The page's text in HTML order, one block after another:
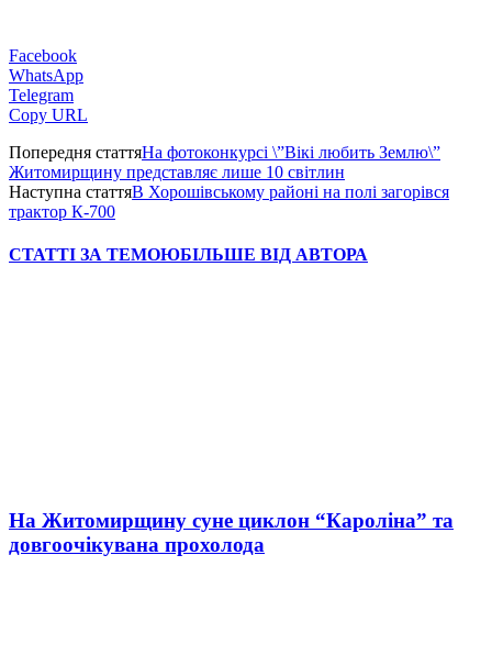
Facebook
WhatsApp
Telegram
Copy URL
Попередня статтяНа фотоконкурсі \”Вікі любить Землю\”
Житомирщину представляє лише 10 світлин
Наступна статтяВ Хорошівському районі на полі загорівся
трактор К-700
СТАТТІ ЗА ТЕМОЮБІЛЬШЕ ВІД АВТОРА
На Житомирщину суне циклон “Кароліна” та
довгоочікувана прохолода